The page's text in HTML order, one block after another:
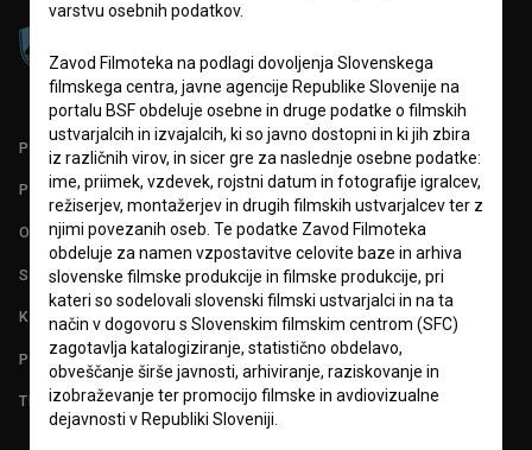
PARTNERJI
POGOJI UPORABE
O PROJEKTU
STATISTIKA
KONTAKT
POGOSTA VPRAŠANJA
TEST FUNKCIONALNOSTI
varstvu osebnih podatkov.
Zavod Filmoteka na podlagi dovoljenja Slovenskega
filmskega centra, javne agencije Republike Slovenije na
portalu BSF obdeluje osebne in druge podatke o filmskih
ustvarjalcih in izvajalcih, ki so javno dostopni in ki jih zbira
iz različnih virov, in sicer gre za naslednje osebne podatke:
ime, priimek, vzdevek, rojstni datum in fotografije igralcev,
režiserjev, montažerjev in drugih filmskih ustvarjalcev ter z
njimi povezanih oseb. Te podatke Zavod Filmoteka
obdeluje za namen vzpostavitve celovite baze in arhiva
slovenske filmske produkcije in filmske produkcije, pri
kateri so sodelovali slovenski filmski ustvarjalci in na ta
način v dogovoru s Slovenskim filmskim centrom (SFC)
zagotavlja katalogiziranje, statistično obdelavo,
obveščanje širše javnosti, arhiviranje, raziskovanje in
izobraževanje ter promocijo filmske in avdiovizualne
dejavnosti v Republiki Sloveniji.